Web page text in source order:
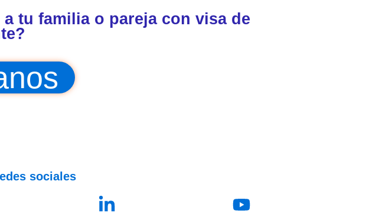
tu familia o pareja con visa de
sociales